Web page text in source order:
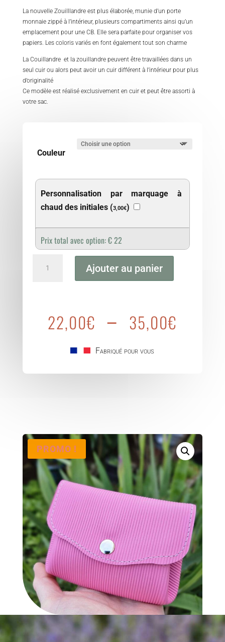
La nouvelle Zouilllandre est plus élaborée, munie d’un porte
monnaie zippé à l’intérieur, plusieurs compartiments ainsi qu’un
emplacement pour une CB. Elle sera parfaite pour organiser vos
papiers. Les coloris variés en font également tout son charme
La Couillandre et la zouillandre peuvent être travaillées dans un
seul cuir ou alors peut avoir un cuir différent à l’intérieur pour plus
d’originalité
Ce modèle est réalisé exclusivement en cuir et peut être assorti à
votre sac.
Couleur
Personnalisation par marquage à
chaud des initiales (3,00€)
Prix total avec option:€ 22
Zouillandre
Ajouter au panier
22,00€ – 35,00€
Fabriqué pour vous
PROMO !